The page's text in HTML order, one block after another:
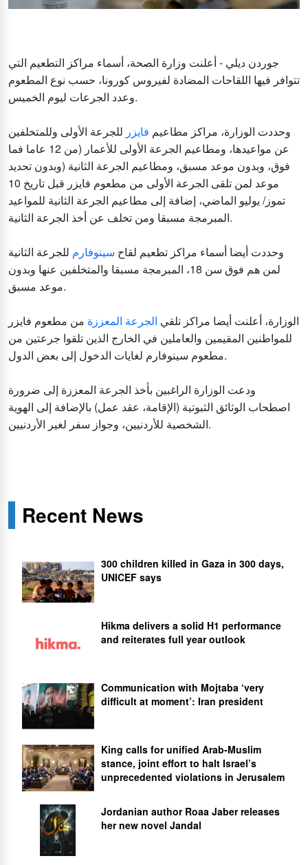
جوردن ديلي - أعلنت وزارة الصحة، أسماء مراكز التطعيم التي
تتوافر فيها اللقاحات المضادة لفيروس كورونا، حسب نوع المطعوم
وعدد الجرعات ليوم الخميس.
وحددت الوزارة، مراكز مطاعيم فايزر للجرعة الأولى وللمتخلفين
عن مواعيدها، ومطاعيم الجرعة الأولى للأعمار (من 12 عاما فما
فوق، وبدون موعد مسبق، ومطاعيم الجرعة الثانية (وبدون تحديد
موعد لمن تلقى الجرعة الأولى من مطعوم فايزر قبل تاريخ 10
تموز/ يوليو الماضي، إضافة إلى مطاعيم الجرعة الثانية للمواعيد
المبرمجة مسبقا ومن تخلف عن أخذ الجرعة الثانية.
وحددت أيضا أسماء مراكز تطعيم لقاح سينوفارم للجرعة الثانية
لمن هم فوق سن 18، المبرمجة مسبقا والمتخلفين عنها وبدون
موعد مسبق.
الوزارة، أعلنت أيضا مراكز تلقي الجرعة المعززة من مطعوم فايزر
للمواطنين المقيمين والعاملين في الخارج الذين تلقوا جرعتين من
مطعوم سينوفارم لغايات الدخول إلى بعض الدول.
ودعت الوزارة الراغبين بأخذ الجرعة المعززة إلى ضرورة
اصطحاب الوثائق الثبوتية (الإقامة، عقد عمل) بالإضافة إلى الهوية
الشخصية للأردنيين، وجواز سفر لغير الأردنيين.
Recent News
300 children killed in Gaza in 300 days,
UNICEF says
Hikma delivers a solid H1 performance
and reiterates full year outlook
Communication with Mojtaba ‘very
difficult at moment’: Iran president
King calls for unified Arab-Muslim
stance, joint effort to halt Israel’s
unprecedented violations in Jerusalem
Jordanian author Roaa Jaber releases
her new novel Jandal